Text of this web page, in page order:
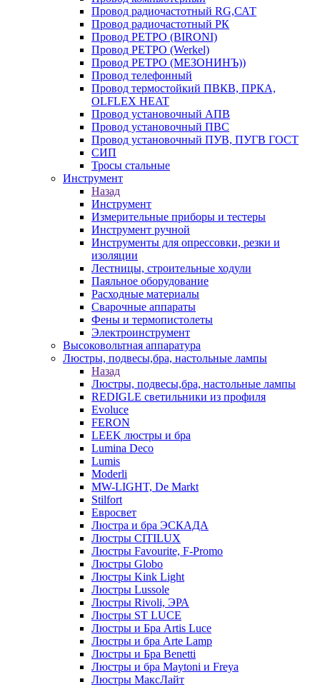
Провод радиочастотный RG,САТ
Провод радиочастотный РК
Провод РЕТРО (BIRONI)
Провод РЕТРО (Werkel)
Провод РЕТРО (МЕЗОНИНЪ))
Провод телефонный
Провод термостойкий ПВКВ, ПРКА,
OLFLEX HEAT
Провод установочный АПВ
Провод установочный ПВС
Провод установочный ПУВ, ПУГВ ГОСТ
СИП
Тросы стальные
Инструмент
Назад
Инструмент
Измерительные приборы и тестеры
Инструмент ручной
Инструменты для опрессовки, резки и
изоляции
Лестницы, строительные ходули
Паяльное оборудование
Расходные материалы
Сварочные аппараты
Фены и термопистолеты
Электроинструмент
Высоковольтная аппаратура
Люстры, подвесы,бра, настольные лампы
Назад
Люстры, подвесы,бра, настольные лампы
REDIGLE светильники из профиля
Evoluce
FERON
LEEK люстры и бра
Lumina Deco
Lumis
Moderli
MW-LIGHT, De Markt
Stilfort
Евросвет
Люстра и бра ЭСКАДА
Люстры CITILUX
Люстры Favourite, F-Promo
Люстры Globo
Люстры Kink Light
Люстры Lussole
Люстры Rivoli, ЭРА
Люстры ST LUCE
Люстры и Бра Artis Luce
Люстры и бра Arte Lamp
Люстры и Бра Benetti
Люстры и бра Maytoni и Freya
Люстры МаксЛайт